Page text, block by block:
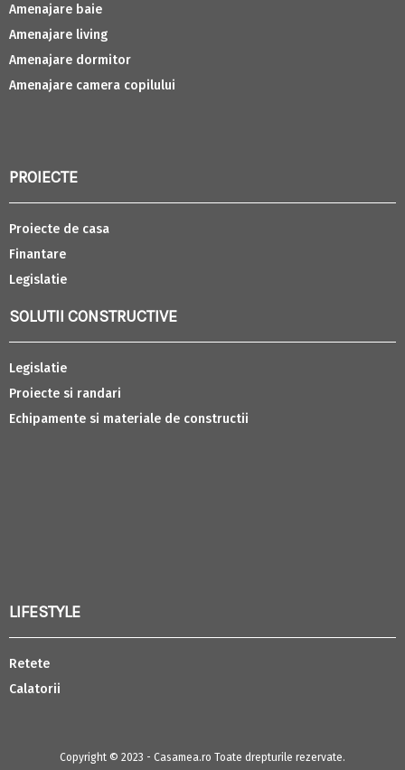
Amenajare baie
Amenajare living
Amenajare dormitor
Amenajare camera copilului
PROIECTE
Proiecte de casa
Finantare
Legislatie
SOLUTII CONSTRUCTIVE
Legislatie
Proiecte si randari
Echipamente si materiale de constructii
LIFESTYLE
Retete
Calatorii
Copyright © 2023 - Casamea.ro Toate drepturile rezervate.